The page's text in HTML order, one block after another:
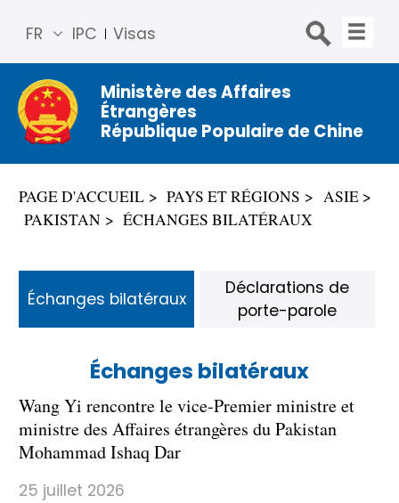
IPC Visas
FR
简体
中文
Engli
sh
Русс
Espa
ñol
Ministère des Affaires
Étrangères
République Populaire de Chine
PAGE D'ACCUEIL PAYS ET RÉGIONS
ASIE
PAKISTAN
ÉCHANGES BILATÉRAUX
Échanges bilatéraux
Wang Yi rencontre le vice-Premier ministre et
ministre des Affaires étrangères du Pakistan
Mohammad Ishaq Dar
25 juillet 2026
Échanges bilatéraux
Déclarations de
porte-parole